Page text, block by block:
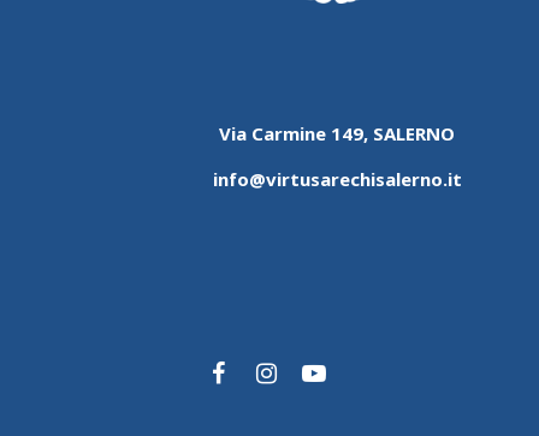
Via Carmine 149, SALERNO
info@virtusarechisalerno.it